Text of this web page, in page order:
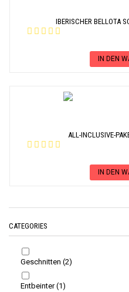
IBERISCHER BELLOTA
IN DEN
ALL-INCLUSIVE-
IN DEN
CATEGORIES
Geschnitten (2)
Entbeinter(1)